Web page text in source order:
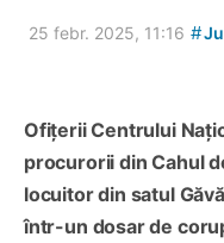
25 febr. 2025, 11:16 #
Ofițerii Centrului
procurorii din Cahul
locuitor din satul
într-un dosar de